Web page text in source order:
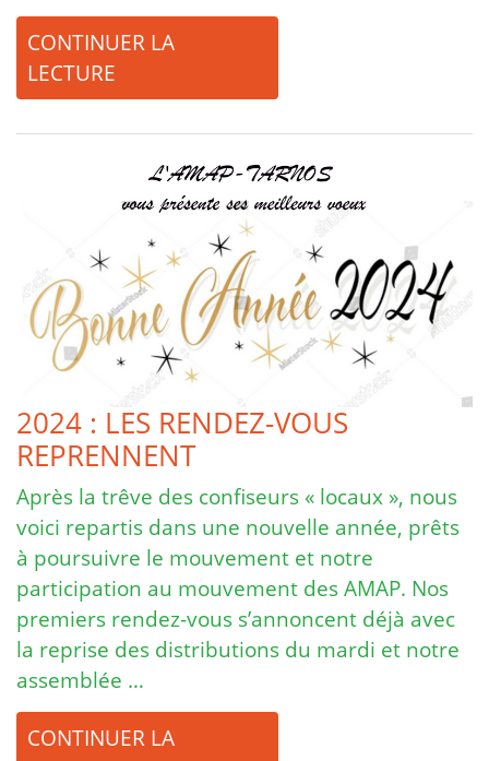
CONTINUER LA
LECTURE
2024 : LES RENDEZ-VOUS
REPRENNENT
Après la trêve des confiseurs « locaux », nous
voici repartis dans une nouvelle année, prêts
à poursuivre le mouvement et notre
participation au mouvement des AMAP. Nos
premiers rendez-vous s’annoncent déjà avec
la reprise des distributions du mardi et notre
assemblée …
CONTINUER LA